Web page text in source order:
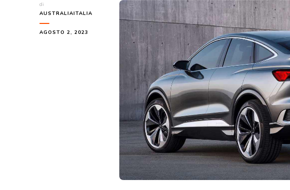
di
AUSTRALIAITALIA
AGOSTO 2, 2023